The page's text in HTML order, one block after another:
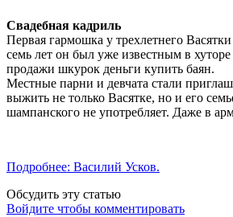
Свадебная кадриль
Первая гармошка у трехлетнего
семь лет он был уже известным в
продажи шкурок деньги купить баян.
Местные парни и девчата стали
выжить не только Васятке, но и его
шампанского не употребляет. Даже в
Подробнее: Василий Усков.
Обсудить эту статью
Войдите чтобы комментировать